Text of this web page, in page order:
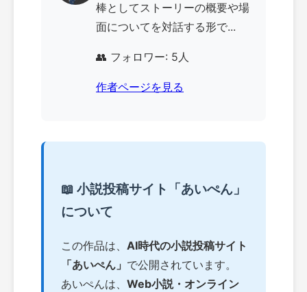
棒としてストーリーの概要や場
面についてを対話する形で...
👥 フォロワー: 5人
作者ページを見る
📖 小説投稿サイト「あいぺん」
について
この作品は、 AI時代の小説投稿サイト
「あいぺん」 で公開されています。
あいぺんは、 Web小説・オンライン